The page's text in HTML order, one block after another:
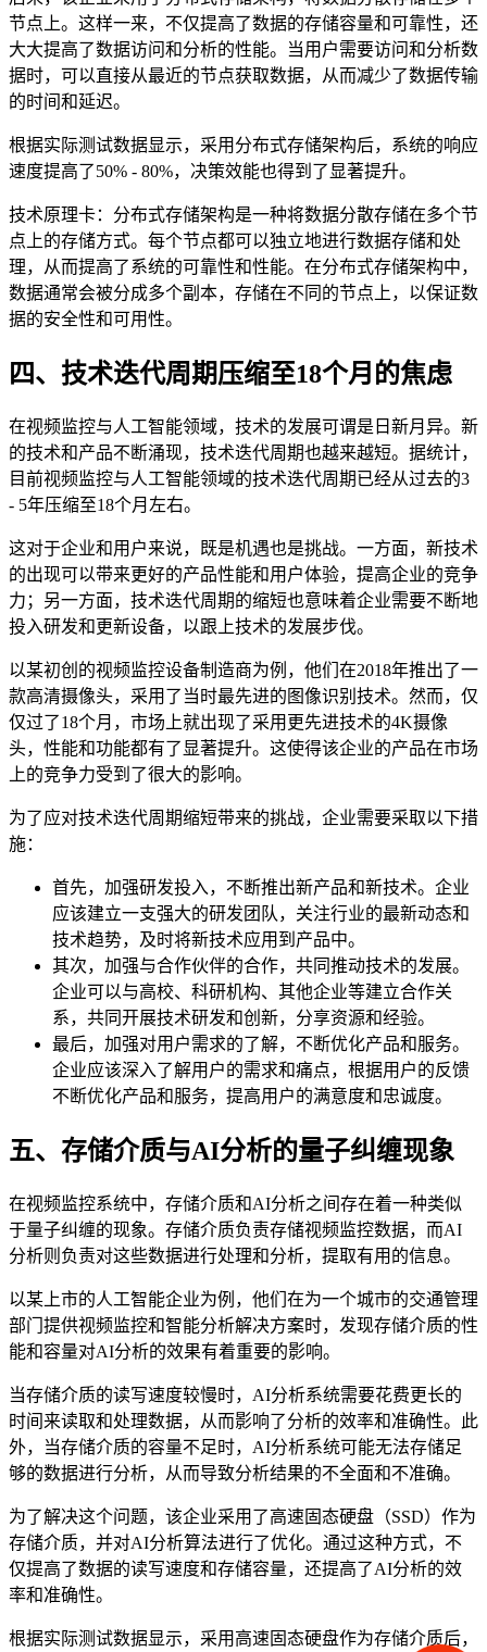
节点上。这样一来，不仅提高了数据的存储容量和可靠性，还
大大提高了数据访问和分析的性能。当用户需要访问和分析数
据时，可以直接从最近的节点获取数据，从而减少了数据传输
的时间和延迟。
根据实际测试数据显示，采用分布式存储架构后，系统的响应
速度提高了50% - 80%，决策效能也得到了显著提升。
技术原理卡：分布式存储架构是一种将数据分散存储在多个节
点上的存储方式。每个节点都可以独立地进行数据存储和处
理，从而提高了系统的可靠性和性能。在分布式存储架构中，
数据通常会被分成多个副本，存储在不同的节点上，以保证数
据的安全性和可用性。
四、技术迭代周期压缩至18个月的焦虑
在视频监控与人工智能领域，技术的发展可谓是日新月异。新
的技术和产品不断涌现，技术迭代周期也越来越短。据统计，
目前视频监控与人工智能领域的技术迭代周期已经从过去的3
- 5年压缩至18个月左右。
这对于企业和用户来说，既是机遇也是挑战。一方面，新技术
的出现可以带来更好的产品性能和用户体验，提高企业的竞争
力；另一方面，技术迭代周期的缩短也意味着企业需要不断地
投入研发和更新设备，以跟上技术的发展步伐。
以某初创的视频监控设备制造商为例，他们在2018年推出了一
款高清摄像头，采用了当时最先进的图像识别技术。然而，仅
仅过了18个月，市场上就出现了采用更先进技术的4K摄像
头，性能和功能都有了显著提升。这使得该企业的产品在市场
上的竞争力受到了很大的影响。
为了应对技术迭代周期缩短带来的挑战，企业需要采取以下措
施：
首先，加强研发投入，不断推出新产品和新技术。企业
应该建立一支强大的研发团队，关注行业的最新动态和
技术趋势，及时将新技术应用到产品中。
其次，加强与合作伙伴的合作，共同推动技术的发展。
企业可以与高校、科研机构、其他企业等建立合作关
系，共同开展技术研发和创新，分享资源和经验。
最后，加强对用户需求的了解，不断优化产品和服务。
企业应该深入了解用户的需求和痛点，根据用户的反馈
不断优化产品和服务，提高用户的满意度和忠诚度。
五、存储介质与AI分析的量子纠缠现象
在视频监控系统中，存储介质和AI分析之间存在着一种类似
于量子纠缠的现象。存储介质负责存储视频监控数据，而AI
分析则负责对这些数据进行处理和分析，提取有用的信息。
以某上市的人工智能企业为例，他们在为一个城市的交通管理
部门提供视频监控和智能分析解决方案时，发现存储介质的性
能和容量对AI分析的效果有着重要的影响。
当存储介质的读写速度较慢时，AI分析系统需要花费更长的
时间来读取和处理数据，从而影响了分析的效率和准确性。此
外，当存储介质的容量不足时，AI分析系统可能无法存储足
够的数据进行分析，从而导致分析结果的不全面和不准确。
为了解决这个问题，该企业采用了高速固态硬盘（SSD）作为
存储介质，并对AI分析算法进行了优化。通过这种方式，不
仅提高了数据的读写速度和存储容量，还提高了AI分析的效
率和准确性。
根据实际测试数据显示，采用高速固态硬盘作为存储介质后，